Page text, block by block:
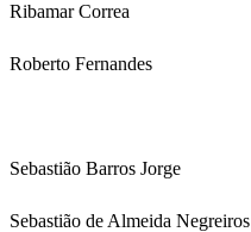
Ribamar Correa
Roberto Fernandes
Sebastião Barros Jorge
Sebastião de Almeida Negreiros